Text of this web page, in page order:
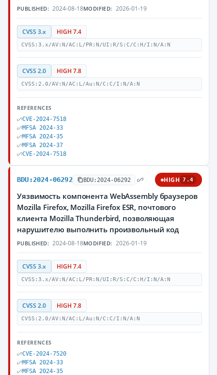
PUBLISHED: 2024-08-18MODIFIED: 2026-01-19
CVSS 3.x HIGH 7.4
CVSS:3.x/AV:N/AC:L/PR:N/UI:R/S:C/C:H/I:N/A:N
CVSS 2.0 HIGH 7.8
CVSS:2.0/AV:N/AC:L/Au:N/C:C/I:N/A:N
REFERENCES
CVE-2024-7518
MFSA 2024-33
MFSA 2024-35
MFSA 2024-37
CVE-2024-7518
BDU:2024-06292 BDU:2024-06292 HIGH 7.4
Уязвимость компонента WebAssembly браузеров
Mozilla Firefox, Mozilla Firefox ESR, почтового
клиента Mozilla Thunderbird, позволяющая
нарушителю выполнить произвольный код
PUBLISHED: 2024-08-18MODIFIED: 2026-01-19
CVSS 3.x HIGH 7.4
CVSS:3.x/AV:N/AC:L/PR:N/UI:R/S:C/C:H/I:N/A:N
CVSS 2.0 HIGH 7.8
CVSS:2.0/AV:N/AC:L/Au:N/C:C/I:N/A:N
REFERENCES
CVE-2024-7520
MFSA 2024-33
MFSA 2024-35